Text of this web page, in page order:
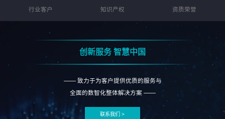
行业客户 知识产权 资质荣誉
创新服务 智慧中国
—— 致力于为客户提供优质的服务与
全面的数智化整体解决方案 ——
联系我们 >